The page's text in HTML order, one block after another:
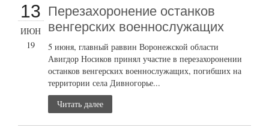
13
ИЮН
19
Перезахоронение останков
венгерских военнослужащих
5 июня, главный раввин Воронежской области
Авигдор Носиков принял участие в перезахоронении
останков венгерских военнослужащих, погибших на
территории села Дивногорье...
Читать далее